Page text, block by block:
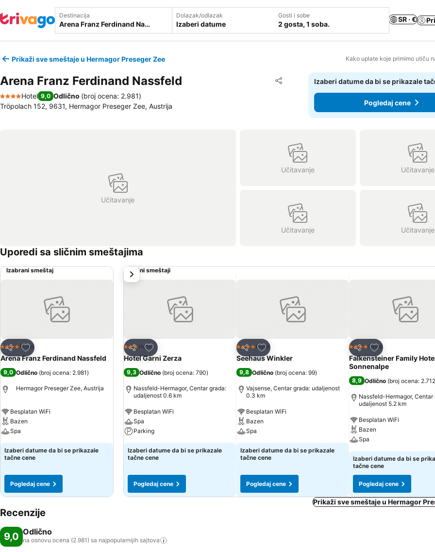
Destinacija Dolazak/odlazak
Izaberi datume
Gosti i sobe
2 gosta, 1 soba.
SR · €
Prikaži sve smeštaje u Hermagor Preseger Zee Kako uplate koje primimo utiču
Arena Franz Ferdinand Nassfeld Deli
Dodati u favorite
4 Zvezdice
Hotel 9,0 Odlično (broj ocena: 2.981)
Tröpolach 152, 9631, Hermagor Preseger Zee, Austrija
Izaberi datume da bi se prikazale
Pogledaj cene
Učitavanje
Učitavanje Učitavanje
Učitavanje Učitavanje
Uporedi sa sličnim smeštajima
Izabrani smeštaj
Deli
Dodati u favorite
4 Zvezdice
Hotel
Arena Franz Ferdinand Nassfeld
9,0 Odlično (broj ocena: 2.981)
Hermagor Preseger Zee, Austrija
Besplatan WiFi
Bazen
Spa
Izaberi datume da bi se prikazale
tačne cene
Pogledaj cene
Slični smeštaji
Deli
Dodati u favorite
3 Zvezdice
Hotel
Hotel Garni Zerza
9,3 Odlično (broj ocena: 790)
Nassfeld-Hermagor, Centar grada:
udaljenost 0.6 km
Besplatan WiFi
Spa
Parking
Izaberi datume da bi se prikazale
tačne cene
Pogledaj cene
Deli
Dodati u favorite
4 Zvezdice
Hotel
Seehaus Winkler
9,8 Odlično (broj ocena: 99)
Vajsense, Centar grada: udaljenost
0.3 km
Besplatan WiFi
Bazen
Spa
Izaberi datume da bi se prikazale
tačne cene
Pogledaj cene
Deli
Dodati u favorite
4 Zvezdice
Hotel
Falkensteiner Family
Sonnenalpe
8,9 Odlično (broj ocena: 2.712
Nassfeld-Hermagor, Centar
udaljenost 5.2 km
Besplatan WiFi
Bazen
Spa
Izaberi datume da bi se
tačne cene
Pogledaj cene
sledeće
Prikaži sve smeštaje u Hermagor
Recenzije
9,0 Odlično
na osnovu ocena (2.981) sa najpopularnijih sajtova